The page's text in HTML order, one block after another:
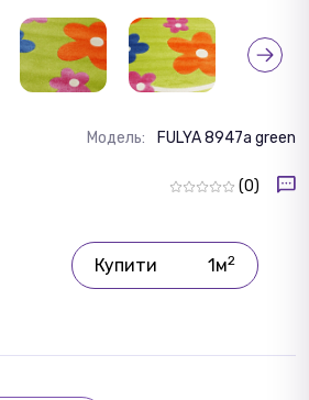
Модель: FULYA 8947a green
(0)
Купити 1м2